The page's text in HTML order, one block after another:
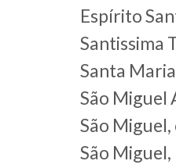
Espírito
Santissima
Santa
São Miguel
São Miguel,
São